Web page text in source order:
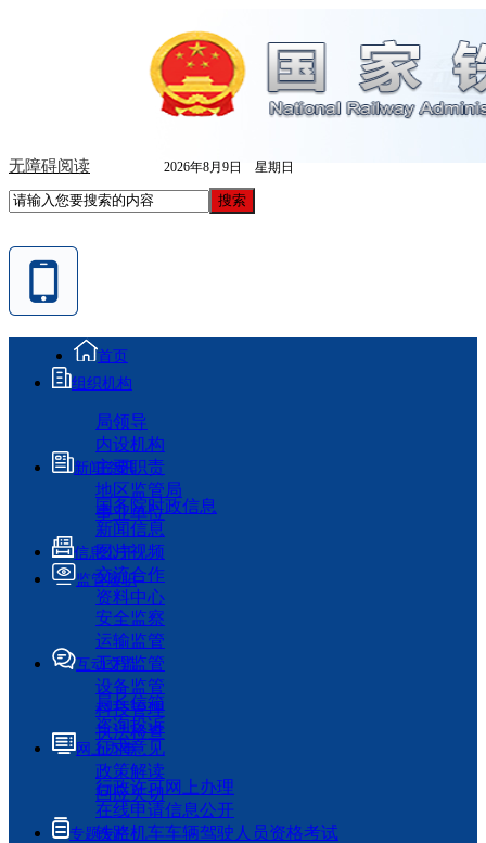
无障碍阅读 2026年8月9日 星期日
首页
组织机构
局领导
内设机构
主要职责
地区监管局
事业单位
新闻资讯
国务院时政信息
新闻信息
图片视频
交流合作
资料中心
信息公开
监管履职
安全监察
运输监管
工程监管
设备监管
科技管理
执法检查
互动交流
局长信箱
咨询投诉
征求意见
政策解读
回应关切
网上办事
行政许可网上办理
在线申请信息公开
铁路机车车辆驾驶人员资格考试
专题专栏